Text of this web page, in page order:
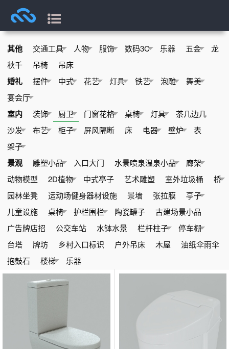
其他 交通工具 人物 服饰 数码3C 乐器 五金
龙
秋千
吊椅 吊床
婚礼 摆件 中式 花艺 灯具 铁艺 泡雕
舞美
宴会厅
室内 装饰 厨卫 门窗花格 桌椅 灯具
茶几边几
沙发
布艺 柜子 屏风隔断 床 电器 壁炉
表
架子
景观 雕塑小品 入口大门 水景喷泉温泉小品
廊架
动物模型
2D植物 中式亭子 艺术雕塑 室外垃圾桶
桥
园林坐凳
运动场健身器材设施 景墙 张拉膜
亭子
儿童设施
桌椅 护栏围栏 陶瓷罐子
古建场景小品
广告牌店招
公交车站 水钵水景 栏杆柱子
停车棚
台塔
牌坊 乡村入口标识 户外吊床 木屋
油纸伞雨伞
抱鼓石
楼梯 乐器